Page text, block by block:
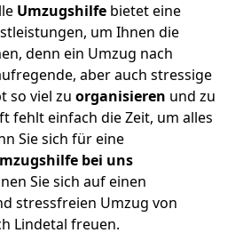
Umzugshilfe bietet eine
um Ihnen die
denn ein Umzug nach
aber auch stressige
so viel zu organisieren und zu
fehlt einfach die Zeit, um alles
Sie sich für eine
bei uns
Sie sich auf einen
stressfreien Umzug von
Lindetal freuen.